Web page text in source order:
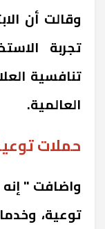
وقالت أن
تجربة
تنافسية
العالمية.
حملات
واضافت "
توعية،